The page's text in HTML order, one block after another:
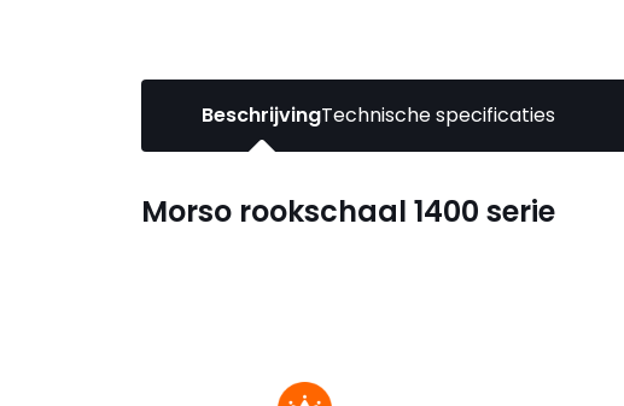
BeschrijvingTechnische specificaties
Morso rookschaal 1400 serie